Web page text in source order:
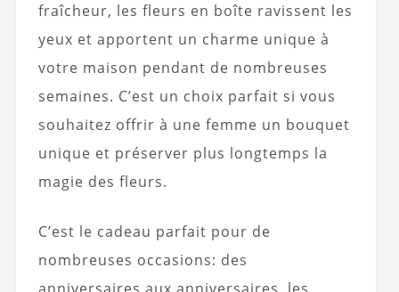
fraîcheur, les fleurs en boîte ravissent les
yeux et apportent un charme unique à
votre maison pendant de nombreuses
semaines. C’est un choix parfait si vous
souhaitez offrir à une femme un bouquet
unique et préserver plus longtemps la
magie des fleurs.
C’est le cadeau parfait pour de
nombreuses occasions: des